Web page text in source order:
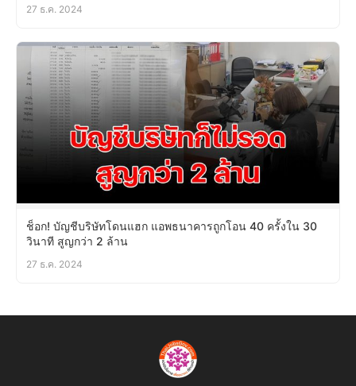
27 ธ.ค. 2024
ช็อก! บัญชีบริษัทโดนแฮก แอพธนาคารถูกโอน 40 ครั้งใน 30
วินาที สูญกว่า 2 ล้าน
27 ธ.ค. 2024